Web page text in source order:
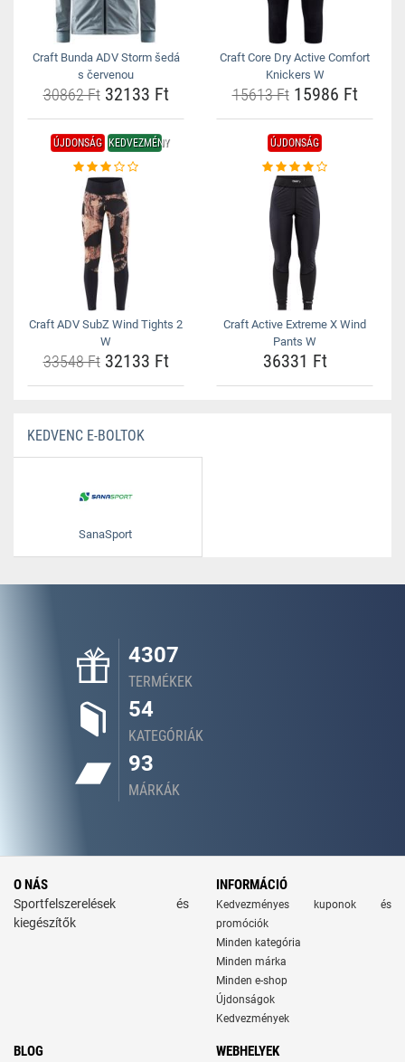
Craft Bunda ADV Storm šedá
s červenou
30862 Ft32133 Ft
Craft Core Dry Active Comfort
Knickers W
15613 Ft15986 Ft
ÚJDONSÁG KEDVEZMÉNY
Craft ADV SubZ Wind Tights 2
W
33548 Ft32133 Ft
ÚJDONSÁG
Craft Active Extreme X Wind
Pants W
36331 Ft
KEDVENC E-BOLTOK
SanaSport
4307
TERMÉKEK
54
KATEGÓRIÁK
93
MÁRKÁK
O NÁS
Sportfelszerelések és
kiegészítők
INFORMÁCIÓ
Kedvezményes kuponok és
promóciók
Minden kategória
Minden márka
Minden e-shop
Újdonságok
Kedvezmények
BLOG WEBHELYEK